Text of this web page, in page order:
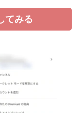
てみる